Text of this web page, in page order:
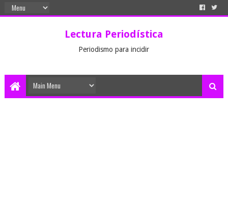
Lectura Periodística
Periodismo para incidir